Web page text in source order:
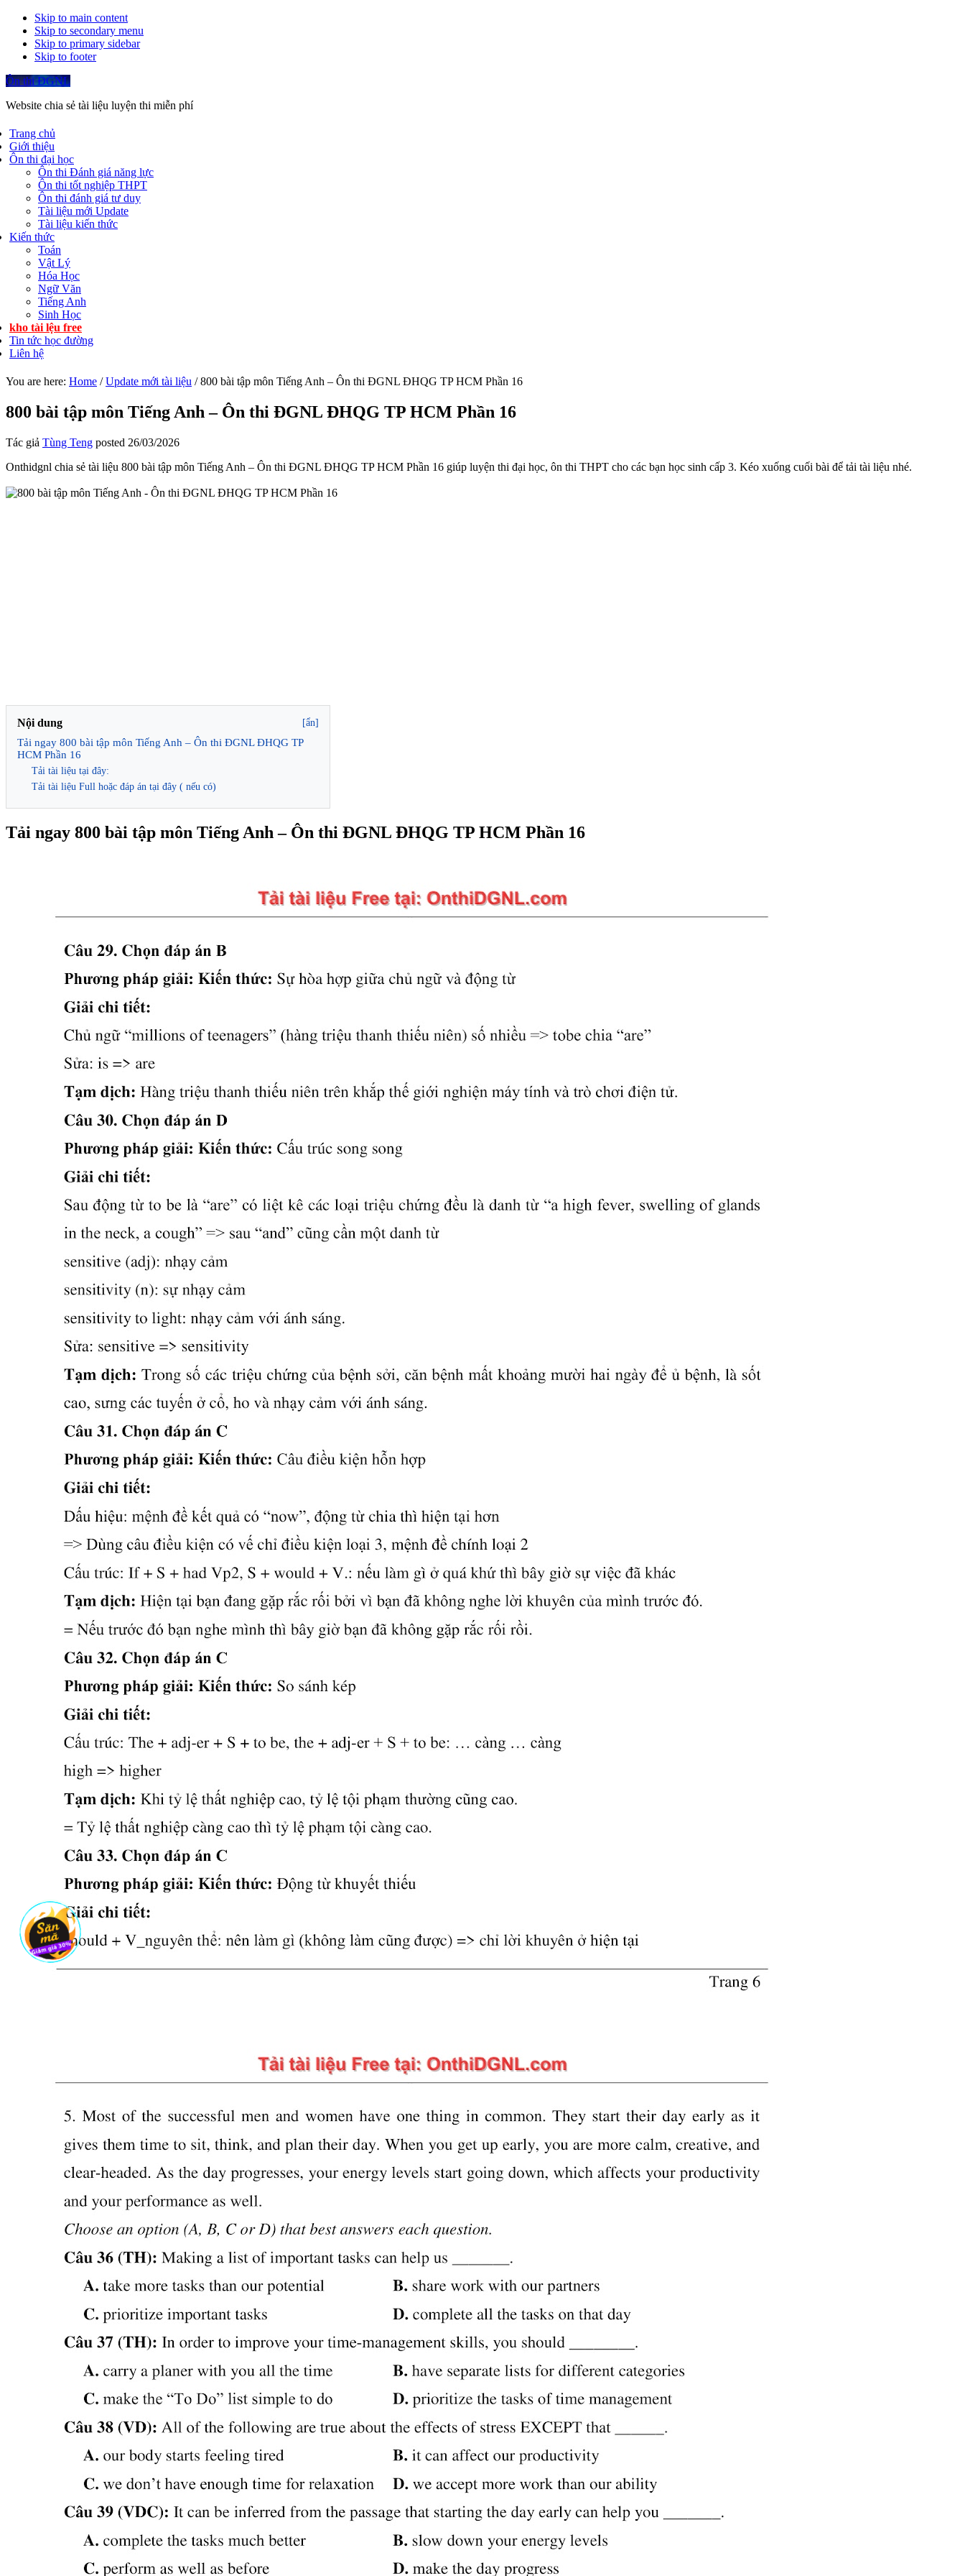
Skip to main content
Skip to secondary menu
Skip to primary sidebar
Skip to footer
Ôn thi ĐGNL
Website chia sẻ tài liệu luyện thi miễn phí
Trang chủ
Giới thiệu
Ôn thi đại học
Ôn thi Đánh giá năng lực
Ôn thi tốt nghiệp THPT
Ôn thi đánh giá tư duy
Tài liệu mới Update
Tài liệu kiến thức
Kiến thức
Toán
Vật Lý
Hóa Học
Ngữ Văn
Tiếng Anh
Sinh Học
kho tài lệu free
Tin tức học đường
Liên hệ
You are here: Home / Update mới tài liệu /800 bài tập môn Tiếng Anh – Ôn thi ĐGNL ĐHQG TP HCM Phần 16
800 bài tập môn Tiếng Anh – Ôn thi ĐGNL ĐHQG TP HCM Phần 16
Tác giả Tùng Teng posted 26/03/2026
Onthidgnl chia sẻ tài liệu 800 bài tập môn Tiếng Anh – Ôn thi ĐGNL ĐHQG TP HCM Phần 16 giúp luyện thi đại học, ôn thi THPT cho các bạn học sinh cấp 3. Kéo xuống cuối bài để tải tài liệu nhé.
Nội dung [ẩn]
Tải ngay 800 bài tập môn Tiếng Anh – Ôn thi ĐGNL ĐHQG TP
HCM Phần 16
Tải tài liệu tại đây:
Tải tài liệu Full hoặc đáp án tại đây ( nếu có)
Tải ngay 800 bài tập môn Tiếng Anh – Ôn thi ĐGNL ĐHQG TP HCM Phần 16